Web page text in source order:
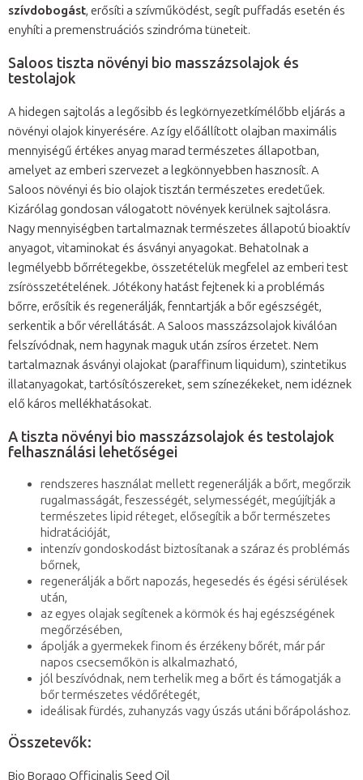
szívdobogást, erősíti a szívműködést, segít puffadás esetén és
enyhíti a premenstruációs szindróma tüneteit.
Saloos tiszta növényi bio masszázsolajok és
testolajok
A hidegen sajtolás a legősibb és legkörnyezetkímélőbb eljárás a
növényi olajok kinyerésére. Az így előállított olajban maximális
mennyiségű értékes anyag marad természetes állapotban,
amelyet az emberi szervezet a legkönnyebben hasznosít. A
Saloos növényi és bio olajok tisztán természetes eredetűek.
Kizárólag gondosan válogatott növények kerülnek sajtolásra.
Nagy mennyiségben tartalmaznak természetes állapotú bioaktív
anyagot, vitaminokat és ásványi anyagokat. Behatolnak a
legmélyebb bőrrétegekbe, összetételük megfelel az emberi test
zsírösszetételének. Jótékony hatást fejtenek ki a problémás
bőrre, erősítik és regenerálják, fenntartják a bőr egészségét,
serkentik a bőr vérellátását. A Saloos masszázsolajok kiválóan
felszívódnak, nem hagynak maguk után zsíros érzetet. Nem
tartalmaznak ásványi olajokat (paraffinum liquidum), szintetikus
illatanyagokat, tartósítószereket, sem színezékeket, nem idéznek
elő káros mellékhatásokat.
A tiszta növényi bio masszázsolajok és testolajok
felhasználási lehetőségei
rendszeres használat mellett regenerálják a bőrt, megőrzik
rugalmasságát, feszességét, selymességét, megújítják a
természetes lipid réteget, elősegítik a bőr természetes
hidratációját,
intenzív gondoskodást biztosítanak a száraz és problémás
bőrnek,
regenerálják a bőrt napozás, hegesedés és égési sérülések
után,
az egyes olajak segítenek a körmök és haj egészségének
megőrzésében,
ápolják a gyermekek finom és érzékeny bőrét, már pár
napos csecsemőkön is alkalmazható,
jól beszívódnak, nem terhelik meg a bőrt és támogatják a
bőr természetes védőrétegét,
ideálisak fürdés, zuhanyzás vagy úszás utáni bőrápoláshoz.
Összetevők:
Bio Borago Officinalis Seed Oil